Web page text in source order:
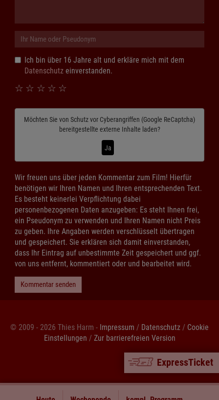
ExpressTicket
Ich bin über 16 Jahre alt und erkläre mich mit dem
Datenschutz einverstanden.
☆
☆
☆
☆
☆
Möchten Sie von Schutz vor Cyberangriffen (Google ReCaptcha)
bereitgestellte externe Inhalte laden?
Ja
Wir freuen uns über jeden Kommentar zum Film! Hierfür
benötigen wir Ihren Namen und Ihren entsprechenden Text.
Es besteht keinerlei Verpflichtung dabei
personenbezogenen Daten anzugeben: Es steht Ihnen frei,
ein Pseudonym zu verwenden und Ihren Namen nicht Preis
zu geben. Ihre Angaben werden verschlüsselt übertragen
und gespeichert. Sie erklären sich damit einverstanden,
dass Ihr Eintrag auf unbestimmte Zeit gespeichert und ggf.
von uns entfernt, kommentiert oder und bearbeitet wird.
Kommentar senden
© 2009 - 2026 Thies Harm - Impressum / Datenschutz / Cookie
Einstellungen / Zur barrierefreien Version